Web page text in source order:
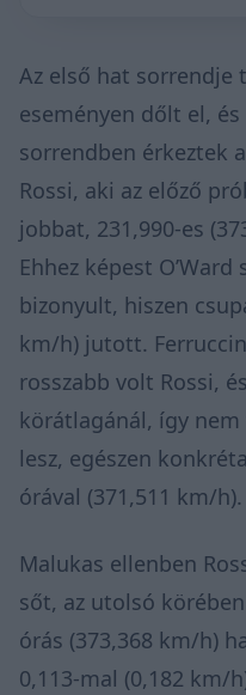
Az első hat sorrendje
eseményen dőlt el,
sorrendben érkeztek
Rossi, aki az előző
jobbat, 231,990-es
Ehhez képest
bizonyult, hiszen
km/h) jutott.
rosszabb volt Rossi,
körátlagánál, így
lesz, egészen
órával (371,511 km/h).
Malukas ellenben
sőt, az utolsó
órás (373,368 km/h)
0,113-mal (0,182 km/